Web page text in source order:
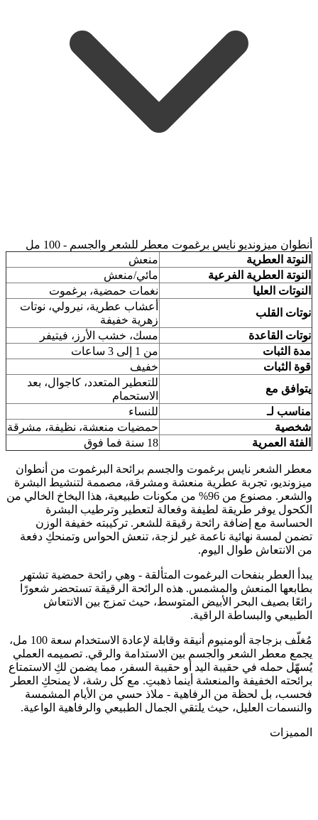
أنطوان ميزونديو نايس برغموت معطر للشعر والجسم - 100 مل
النوتة العطرية
منعش
النوتة العطرية الفرعية
مائي/منعش
النوتات العليا
نغمات حمضية، برغموت
نوتات القلب
أعشاب عطرية، نيرولي، نوتات
زهرية خفيفة
نوتات القاعدة
مسك، خشب الأرز، فيتيفر
مدة الثبات
من 1 إلى 3 ساعات
قوة الثبات
خفيف
يتوافق مع
للتعطير المتعدد، كاجوال، بعد
الاستحمام
مناسب لـ
للنساء
شخصية
حمضيات منعشة، نظيفة، مشرقة
الفئة العمرية
18 سنة فما فوق
معطر الشعر نايس برغموت والجسم برائحة البرغموت من أنطوان
ميزونديو، تجربة عطرية منعشة ومشرقة، مصممة لتنشيط البشرة
والشعر. مصنوع من 96% من مكونات طبيعية، هذا البخاخ الخالي من
الكحول يوفر طريقة لطيفة وفعالة لتعطير وترطيب البشرة
الحساسة مع إضافة رائحة رقيقة للشعر. تركيبته خفيفة الوزن
تضمن لمسة نهائية ناعمة غير لزجة، تنعش الحواس وتمنحكِ دفعة
من الانتعاش طوال اليوم.
يبدأ العطر بنفحات البرغموت المتألقة - وهي رائحة حمضية تشتهر
بطابعها المنعش والمشمس. هذه الرائحة الرقيقة تستحضر شعورًا
رائعًا بصيف البحر الأبيض المتوسط، حيث تمزج بين الانتعاش
الطبيعي والبساطة الراقية.
مُغلّف بزجاجة ألومنيوم أنيقة وقابلة لإعادة الاستخدام سعة 100 مل،
يجمع معطر الشعر والجسم بين الاستدامة والرقي. تصميمه العملي
يُسهّل حمله في حقيبة اليد أو حقيبة السفر، مما يضمن لكِ الاستمتاع
برائحته الخفيفة والمنعشة أينما ذهبتِ. مع كل رشة، لا يمنحكِ العطر
فحسب، بل لحظة من الرفاهية - ملاذ حسي من الأيام المشمسة
والنسمات العليل، حيث يلتقي الجمال الطبيعي والرفاهية الواعية.
المميزات